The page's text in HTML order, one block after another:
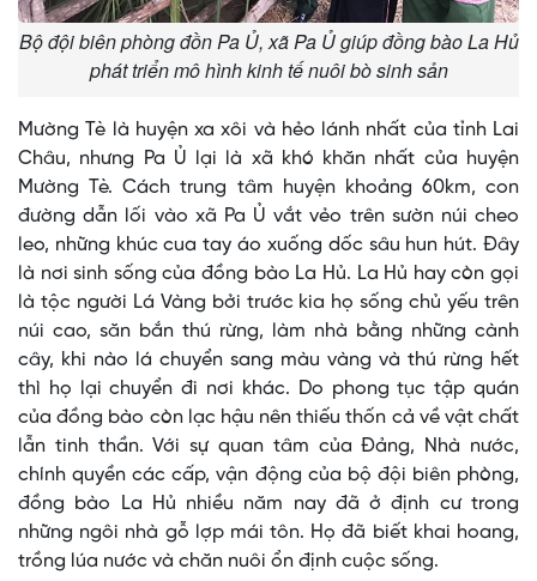
Bộ đội biên phòng đồn Pa Ủ, xã Pa Ủ giúp đồng bào La Hủ
phát triển mô hình kinh tế nuôi bò sinh sản
Mường Tè là huyện xa xôi và hẻo lánh nhất của tỉnh Lai
Châu, nhưng Pa Ủ lại là xã khó khăn nhất của huyện
Mường Tè. Cách trung tâm huyện khoảng 60km, con
đường dẫn lối vào xã Pa Ủ vắt vẻo trên sườn núi cheo
leo, những khúc cua tay áo xuống dốc sâu hun hút. Đây
là nơi sinh sống của đồng bào La Hủ. La Hủ hay còn gọi
là tộc người Lá Vàng bởi trước kia họ sống chủ yếu trên
núi cao, săn bắn thú rừng, làm nhà bằng những cành
cây, khi nào lá chuyển sang màu vàng và thú rừng hết
thì họ lại chuyển đi nơi khác. Do phong tục tập quán
của đồng bào còn lạc hậu nên thiếu thốn cả về vật chất
lẫn tinh thần. Với sự quan tâm của Đảng, Nhà nước,
chính quyền các cấp, vận động của bộ đội biên phòng,
đồng bào La Hủ nhiều năm nay đã ở định cư trong
những ngôi nhà gỗ lợp mái tôn. Họ đã biết khai hoang,
trồng lúa nước và chăn nuôi ổn định cuộc sống.